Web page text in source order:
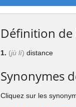
Calendrier en ligne
JO Pékin 2022
Définition de
1. (jù lí) distance
Synonymes
Cliquez sur les